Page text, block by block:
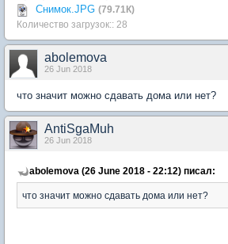
Снимок.JPG (79.71К)
Количество загрузок:: 28
abolemova
26 Jun 2018
что значит можно сдавать дома или нет?
AntiSgaMuh
26 Jun 2018
abolemova (26 June 2018 - 22:12) писал:
что значит можно сдавать дома или нет?